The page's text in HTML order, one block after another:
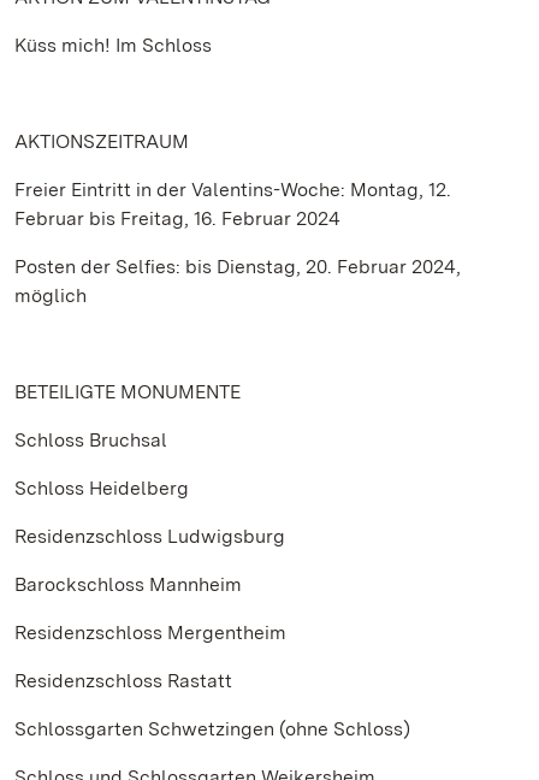
Küss mich! Im Schloss
AKTIONSZEITRAUM
Freier Eintritt in der Valentins-Woche: Montag, 12.
Februar bis Freitag, 16. Februar 2024
Posten der Selfies: bis Dienstag, 20. Februar 2024,
möglich
BETEILIGTE MONUMENTE
Schloss Bruchsal
Schloss Heidelberg
Residenzschloss Ludwigsburg
Barockschloss Mannheim
Residenzschloss Mergentheim
Residenzschloss Rastatt
Schlossgarten Schwetzingen (ohne Schloss)